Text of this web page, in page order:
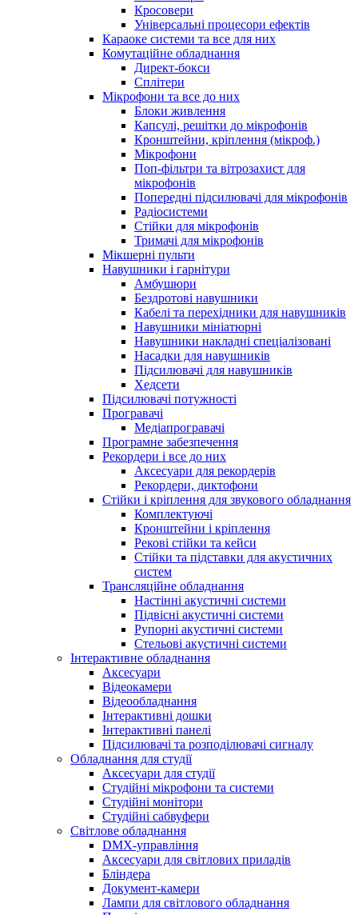
Кросовери
Універсальні процесори ефектів
Караоке системи та все для них
Комутаційне обладнання
Директ-бокси
Сплітери
Мікрофони та все до них
Блоки живлення
Капсулі, решітки до мікрофонів
Кронштейни, кріплення (мікроф.)
Мікрофони
Поп-фільтри та вітрозахист для
мікрофонів
Попередні підсилювачі для мікрофонів
Радіосистеми
Стійки для мікрофонів
Тримачі для мікрофонів
Мікшерні пульти
Навушники і гарнітури
Амбушюри
Бездротові навушники
Кабелі та перехідники для навушників
Навушники мініатюрні
Навушники накладні спеціалізовані
Насадки для навушників
Підсилювачі для навушників
Хедсети
Підсилювачі потужності
Програвачі
Медіапрогравачі
Програмне забезпечення
Рекордери і все до них
Аксесуари для рекордерів
Рекордери, диктофони
Стійки і кріплення для звукового обладнання
Комплектуючі
Кронштейни і кріплення
Рекові стійки та кейси
Стійки та підставки для акустичних
систем
Трансляційне обладнання
Настінні акустичні системи
Підвісні акустичні системи
Рупорні акустичні системи
Стельові акустичні системи
Інтерактивне обладнання
Аксесуари
Відеокамери
Відеообладнання
Інтерактивні дошки
Інтерактивні панелі
Підсилювачі та розподілювачі сигналу
Обладнання для студії
Аксесуари для студії
Студійні мікрофони та системи
Студійні монітори
Студійні сабвуфери
Світлове обладнання
DMX-управління
Аксесуари для світлових приладів
Бліндера
Документ-камери
Лампи для світлового обладнання